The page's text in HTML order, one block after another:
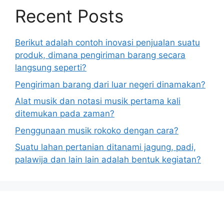
Recent Posts
Berikut adalah contoh inovasi penjualan suatu
produk, dimana pengiriman barang secara
langsung seperti?
Pengiriman barang dari luar negeri dinamakan?
Alat musik dan notasi musik pertama kali
ditemukan pada zaman?
Penggunaan musik rokoko dengan cara?
Suatu lahan pertanian ditanami jagung, padi,
palawija dan lain lain adalah bentuk kegiatan?